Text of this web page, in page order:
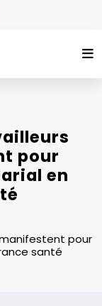
pour
en
pour
santé